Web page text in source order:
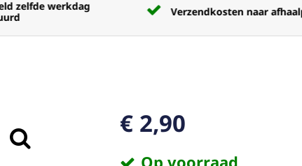
Verzendkosten naar afhaalpunt € 5,50
€ 2,90
Op voorraad